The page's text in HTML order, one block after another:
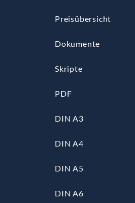
Preisübersicht
Dokumente
Skripte
PDF
DIN A3
DIN A4
DIN A5
DIN A6